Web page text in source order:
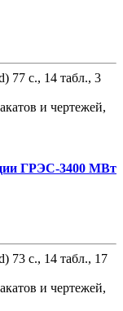
77 с., 14 табл., 3
и чертежей,
ГРЭС-3400 МВт
73 с., 14 табл., 17
и чертежей,